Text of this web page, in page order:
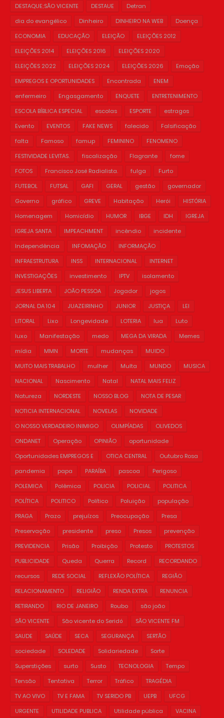
DESTAQUE;SÃO VICENTE
DESTAUE
Detran
dia do evangélico
Dinheiro DINHEIRO NA WEB
Doença
ECONOMIA
EDUCAÇÃO ELEIÇÃO
ELEIÇÕES 2012
ELEIÇÕES 2014
ELEIÇÕES 2016
ELEIÇÕES 2020
ELEIÇÕES 2022
ELEIÇÕES 2024 ELEIÇÕES 2026
Emoção
EMPREGOS E OPORTUNIDADES
Encontrada
ENEM
enfermeiro
Engasgamento ENQUETE
ENTRETENIMENTO
ESCOLA BÍBLICA ESPECIAL
escolas ESPORTE
estragos
Evento
EVENTOS FAKE NEWS falecido
Falsificação
falta
Famoso famup FEMININO
FENOMENO
FESTIVIDADE LEVITAS.
fiscalização Flagrante
fome
FOTOS
Francisco José Radialista. fulga
Furto
FUTEBOL
FUTSAL GAFI GERAL gestão
governador
Governo
gráfico GREVE Habitação Herói
HISTÓRIA
Homenagem
Homicídio HUMOR IBGE IDH
IGREJA
IGREJA SANTA
IMPEACHMENT incêndio
incidente
Independência
INFOMAÇÃO
INFORMAÇÃO
INFRAESTRUTURA
INSS INTERNACIONAL
INTERNET
INVESTIGAÇÕES
investimento IPTV
isolamento
JESUS LIBERTA
JOÃO PESSOA Jogador
jogos
JORNAL DA 104
JUAZEIRINHO JUNIOR JUSTIÇA
LEI
LITORAL
Lixo Longevidade LOTERIA lua
Luto
luxo
Manifestação medo MEGA DA VIRADA
Memes
mídia
MMN MORTE mudanças
MUIDO
MUITO MAIS TRABALHO
mulher Multa MUNDO
MUSICA
NACIONAL
Nascimento Natal
NATAL MAIS FELIZ
Natureza
NORDESTE NOSSO BLOG
NOTA DE PESAR
NOTICIA INTERNACIONAL
NOVELAS
NOVIDADE
O NOSSO VERDADEIRO INIMIGO
OLIMPÍADAS
OLIVEDOS
ONDANET
Operação OPINIÃO
oportunidade
Oportunidades EMPREGOS E
OTICA CENTRAL
Outubro Rosa
pandemia
papa PARAÍBA pascoa
Perigoso
POLEMICA
Polêmica POLICIA POLICIAL
POLITICA
POLÍTICA
POLITICO Político Poluição
população
PRAGA
Prazo prejuízos Preocupação
Presa
Preservação
presidente preso Presos
prevenção
PREVIDENCIA
Prisão Proibição Protesto
PROTESTOS
PUBLICIDADE
Queda Querra Record
RECORDANDO
recursos
REDE SOCIAL REFLEXÃO POLÍTICA
REGIÃO
RELACIONAMENTO
RELIGIÃO RENDA EXTRA
RENUNCIA
RETIRANDO
RIO DE JANEIRO Roubo
são joão
SÃO VICENTE
São vicente do Seridó
SÃO VICENTE FM
SAUDE
SAÚDE SECA SEGURANÇA
SERTÃO
sociedade
SOLEDADE Solidariedade
Sorte
Superstições
surto Susto TECNOLOGIA
Tempo
Tensão
Tentativa Terror Tráfico
TRAGÉDIA
TV AO VIVO
TV E FAMA TV SERIDO PB UEPB
UFCG
URGENTE
UTILIDADE PUBLICA Utilidade pública VACINA